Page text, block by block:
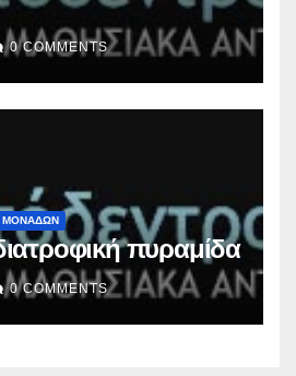
0 COMMENTS
ΜΟΝΑΔΩΝ
πυραμίδα
0 COMMENTS